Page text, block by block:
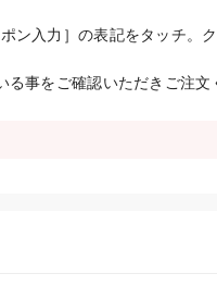
ン入力］の表記をタッチ。
事をご確認いただきご注文